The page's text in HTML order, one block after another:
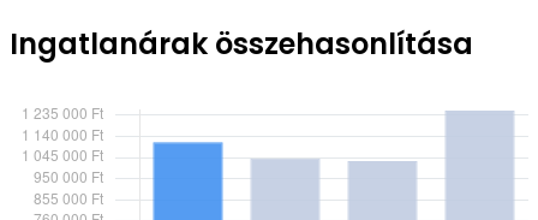
Ingatlanárak összehasonlítása